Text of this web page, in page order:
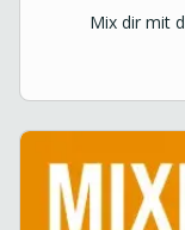
Mix dir mit